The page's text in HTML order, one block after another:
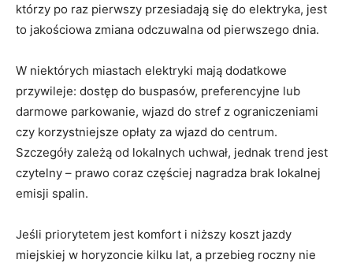
którzy po raz pierwszy przesiadają się do elektryka, jest
to jakościowa zmiana odczuwalna od pierwszego dnia.
W niektórych miastach elektryki mają dodatkowe
przywileje: dostęp do buspasów, preferencyjne lub
darmowe parkowanie, wjazd do stref z ograniczeniami
czy korzystniejsze opłaty za wjazd do centrum.
Szczegóły zależą od lokalnych uchwał, jednak trend jest
czytelny – prawo coraz częściej nagradza brak lokalnej
emisji spalin.
Jeśli priorytetem jest komfort i niższy koszt jazdy
miejskiej w horyzoncie kilku lat, a przebieg roczny nie